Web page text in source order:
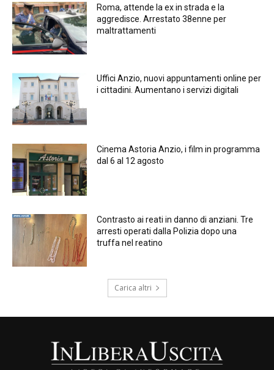
Roma, attende la ex in strada e la
aggredisce. Arrestato 38enne per
maltrattamenti
Uffici Anzio, nuovi appuntamenti online per
i cittadini. Aumentano i servizi digitali
Cinema Astoria Anzio, i film in programma
dal 6 al 12 agosto
Contrasto ai reati in danno di anziani. Tre
arresti operati dalla Polizia dopo una
truffa nel reatino
Carica altri